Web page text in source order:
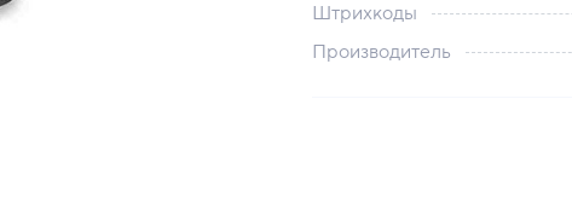
Штрихкоды
Производитель